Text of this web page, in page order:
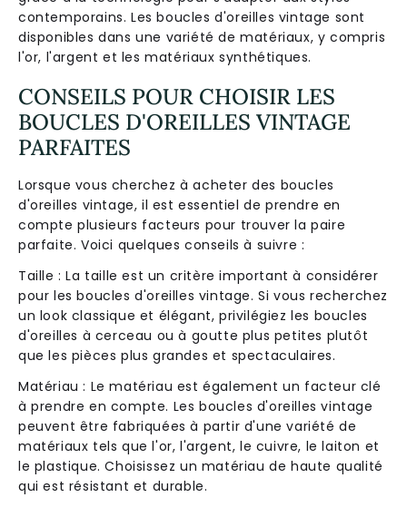
contemporains. Les boucles d'oreilles vintage sont
disponibles dans une variété de matériaux, y compris
l'or, l'argent et les matériaux synthétiques.
CONSEILS POUR CHOISIR LES
BOUCLES D'OREILLES VINTAGE
PARFAITES
Lorsque vous cherchez à acheter des boucles
d'oreilles vintage, il est essentiel de prendre en
compte plusieurs facteurs pour trouver la paire
parfaite. Voici quelques conseils à suivre :
Taille : La taille est un critère important à considérer
pour les boucles d'oreilles vintage. Si vous recherchez
un look classique et élégant, privilégiez les boucles
d'oreilles à cerceau ou à goutte plus petites plutôt
que les pièces plus grandes et spectaculaires.
Matériau : Le matériau est également un facteur clé
à prendre en compte. Les boucles d'oreilles vintage
peuvent être fabriquées à partir d'une variété de
matériaux tels que l'or, l'argent, le cuivre, le laiton et
le plastique. Choisissez un matériau de haute qualité
qui est résistant et durable.